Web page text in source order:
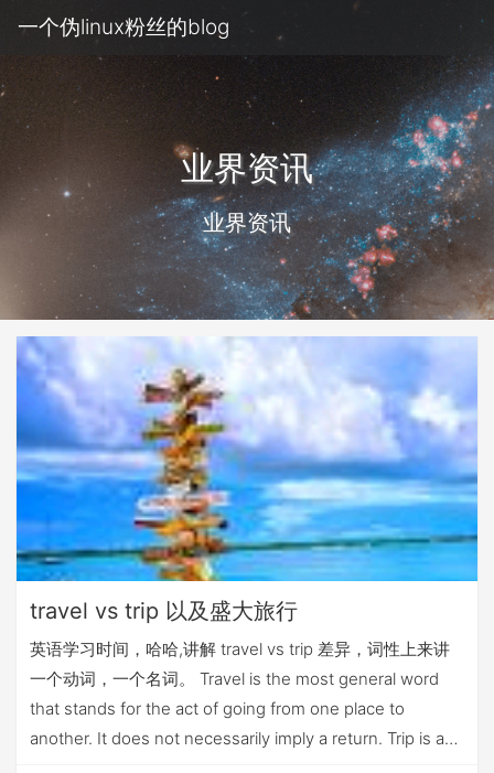
一个伪linux粉丝的blog
业界资讯
业界资讯
travel vs trip 以及盛大旅行
英语学习时间，哈哈,讲解 travel vs trip 差异，词性上来讲
一个动词，一个名词。 Travel is the most general word
that stands for the act of going from one place to
another. It does not necessarily imply a return. Trip is a